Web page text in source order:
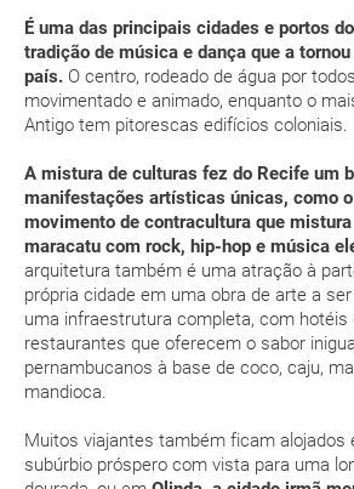
É uma das principais cidades e portos
tradição de música e dança que a
país. O centro, rodeado de água por
movimentado e animado, enquanto o
Antigo tem pitorescas edifícios coloniais.
A mistura de culturas fez do Recife um
manifestações artísticas únicas, como
movimento de contracultura que
maracatu com rock, hip-hop e música
arquitetura também é uma atração à
própria cidade em uma obra de arte a
uma infraestrutura completa, com
restaurantes que oferecem o sabor
pernambucanos à base de coco, caju,
mandioca.
Muitos viajantes também ficam alojados
subúrbio próspero com vista para uma
para...?
Com quanta antecedência tenho de
aeroporto?
Como posso reservar uma viagem
férias no site?
Ao efectuar a reserva um dos
pendente de confirmação. Como
a viagem?
Como sei se há lugares disponíveis
quero reservar?
Se tenho os transfers incluídos,